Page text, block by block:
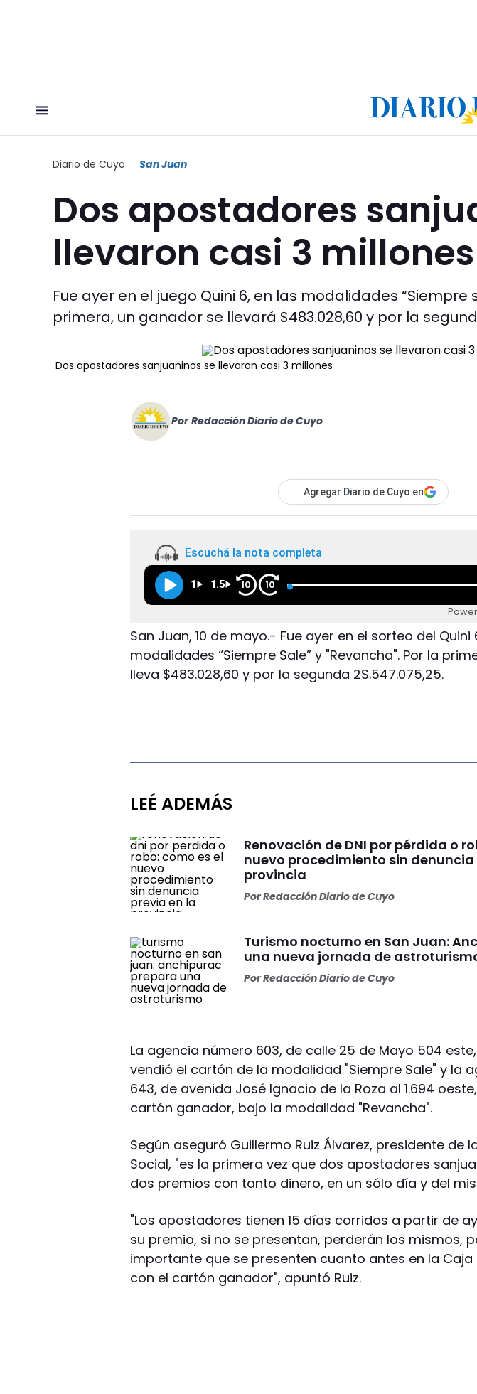
Diario de Cuyo San Juan
Dos apostadores
llevaron casi 3 millones
Fue ayer en el juego Quini 6, en las modalidades “Siempre
primera, un ganador se llevará $483.028,60 y por la
Dos apostadores sanjuaninos se llevaron casi 3 millones
Por Redacción Diario de Cuyo
Agregar Diario de Cuyo en
Escuchá la nota completa
1 1.5 10 10
San Juan, 10 de mayo.- Fue ayer en el sorteo del Quini
modalidades “Siempre Sale” y "Revancha". Por la
lleva $483.028,60 y por la segunda 2$.547.075,25.
LEÉ ADEMÁS
Renovación de DNI por pérdida o
nuevo procedimiento sin denuncia
provincia
PorRedacción Diario de Cuyo
Turismo nocturno en San Juan:
una nueva jornada de
PorRedacción Diario de Cuyo
La agencia número 603, de calle 25 de Mayo 504
vendió el cartón de la modalidad "Siempre Sale" y la
643, de avenida José Ignacio de la Roza al 1.694
cartón ganador, bajo la modalidad "Revancha".
Según aseguró Guillermo Ruiz Álvarez, presidente de
Social, "es la primera vez que dos apostadores
dos premios con tanto dinero, en un sólo día y del
"Los apostadores tienen 15 días corridos a partir de
su premio, si no se presentan, perderán los mismos,
importante que se presenten cuanto antes en la Caja
con el cartón ganador", apuntó Ruiz.